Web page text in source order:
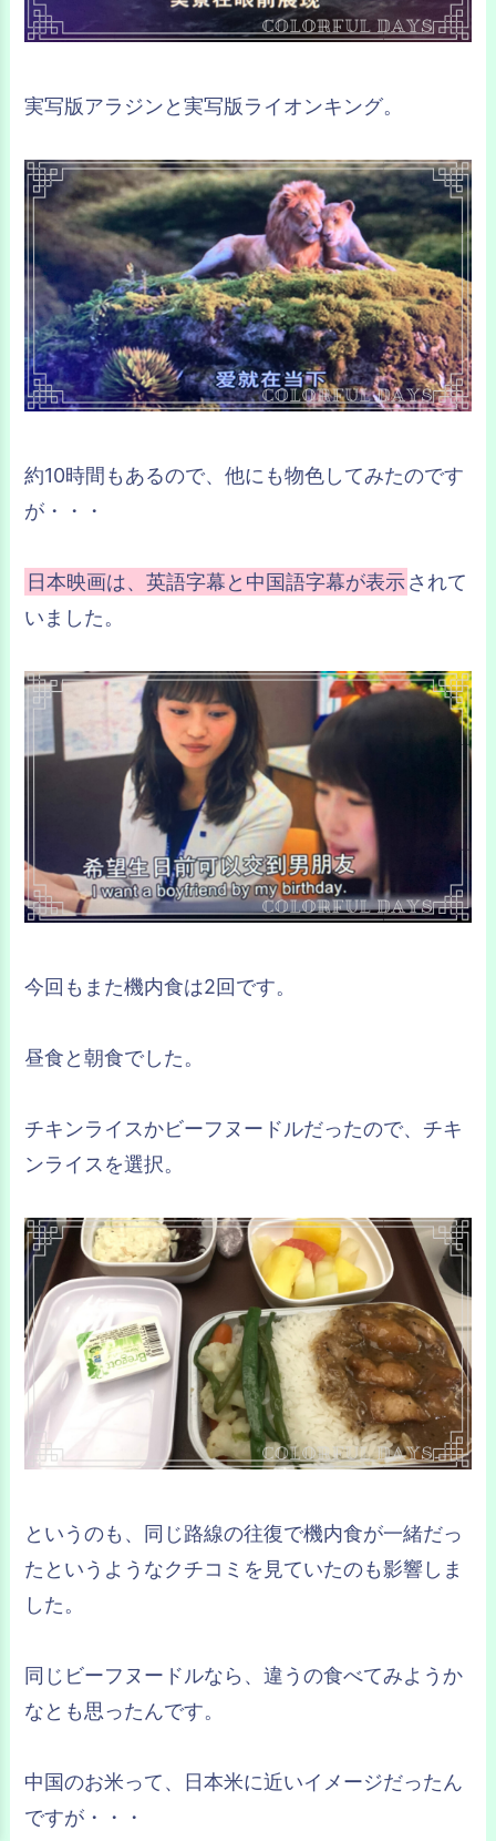
実写版アラジンと実写版ライオンキング。
約10時間もあるので、他にも物色してみたのです
が・・・
日本映画は、英語字幕と中国語字幕が表示されて
いました。
今回もまた機内食は2回です。
昼食と朝食でした。
チキンライスかビーフヌードルだったので、チキ
ンライスを選択。
というのも、同じ路線の往復で機内食が一緒だっ
たというようなクチコミを見ていたのも影響しま
した。
同じビーフヌードルなら、違うの食べてみようか
なとも思ったんです。
中国のお米って、日本米に近いイメージだったん
ですが・・・